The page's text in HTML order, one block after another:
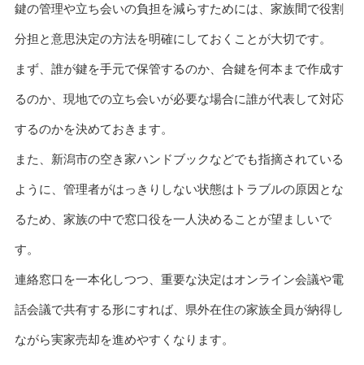
鍵の管理や立ち会いの負担を減らすためには、家族間で役割
分担と意思決定の方法を明確にしておくことが大切です。
まず、誰が鍵を手元で保管するのか、合鍵を何本まで作成す
るのか、現地での立ち会いが必要な場合に誰が代表して対応
するのかを決めておきます。
また、新潟市の空き家ハンドブックなどでも指摘されている
ように、管理者がはっきりしない状態はトラブルの原因とな
るため、家族の中で窓口役を一人決めることが望ましいで
す。
連絡窓口を一本化しつつ、重要な決定はオンライン会議や電
話会議で共有する形にすれば、県外在住の家族全員が納得し
ながら実家売却を進めやすくなります。